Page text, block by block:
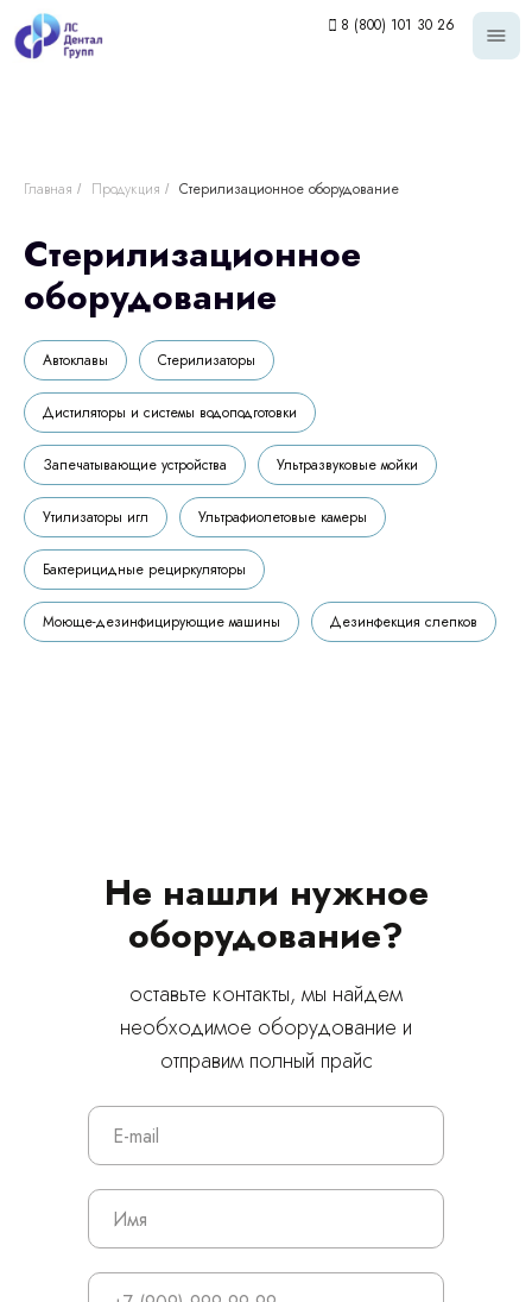
8 (800) 101 30 26
Главная / Продукция / Стерилизационное оборудование
Стерилизационное
оборудование
Автоклавы Стерилизаторы
Дистиляторы и системы водоподготовки
Запечатывающие устройства Ультразвуковые мойки
Утилизаторы игл Ультрафиолетовые камеры
Бактерицидные рециркуляторы
Моюще-дезинфицирующие машины Дезинфекция слепков
Не нашли нужное
оборудование?
оставьте контакты, мы найдем
необходимое оборудование и
отправим полный прайс